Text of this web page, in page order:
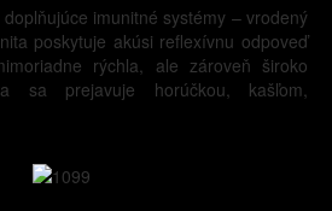
imunitné systémy – vrodený
poskytuje akúsi reflexívnu odpoveď
rýchla, ale zároveň široko
sa prejavuje horúčkou, kašľom,